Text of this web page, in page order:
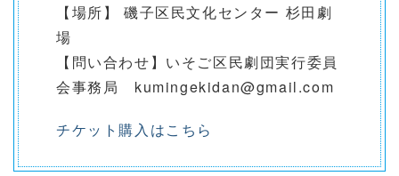
【場所】 磯子区民文化センター 杉田劇
場
【問い合わせ】いそご区民劇団実行委員
会事務局 kumingekidan@gmail.com
チケット購入はこちら